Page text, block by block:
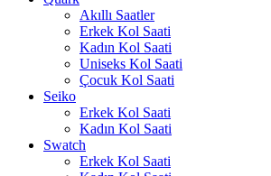
Akıllı Saatler
Erkek Kol Saati
Kadın Kol Saati
Uniseks Kol Saati
Çocuk Kol Saati
Seiko
Erkek Kol Saati
Kadın Kol Saati
Swatch
Erkek Kol Saati